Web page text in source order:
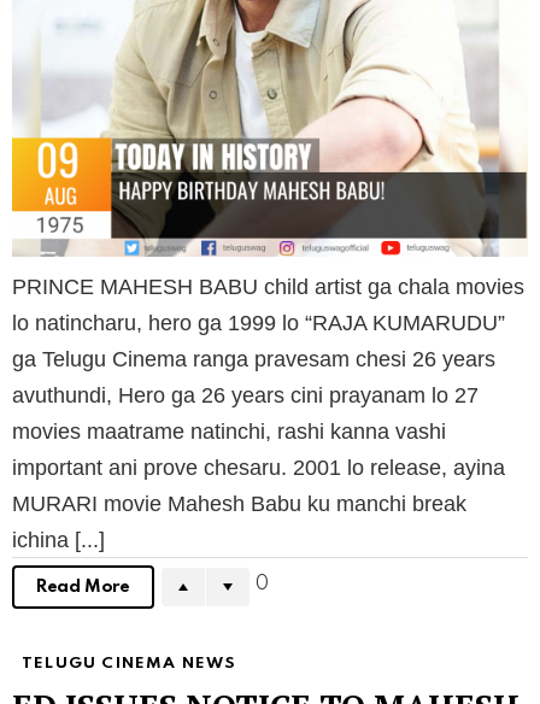
PRINCE MAHESH BABU child artist ga chala movies
lo natincharu, hero ga 1999 lo “RAJA KUMARUDU”
ga Telugu Cinema ranga pravesam chesi 26 years
avuthundi, Hero ga 26 years cini prayanam lo 27
movies maatrame natinchi, rashi kanna vashi
important ani prove chesaru. 2001 lo release, ayina
MURARI movie Mahesh Babu ku manchi break
ichina [...]
Read More 0
TELUGU CINEMA NEWS